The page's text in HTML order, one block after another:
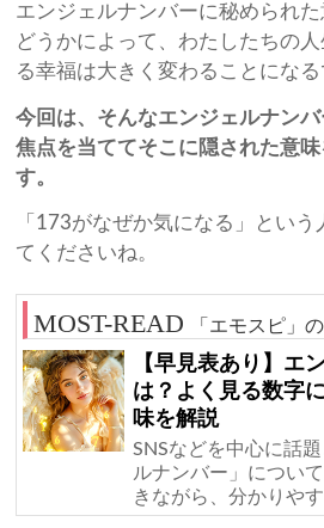
エンジェルナンバーに秘められ
どうかによって、わたしたちの
る幸福は大きく変わることになる
今回は、そんなエンジェルナン
焦点を当ててそこに隠された意
す。
「173がなぜか気になる」とい
てくださいね。
「エモスピ」
【早見表あり】エ
は？よく見る数字
味を解説
SNSなどを中心に話
ルナンバー」につい
きながら、分かりや